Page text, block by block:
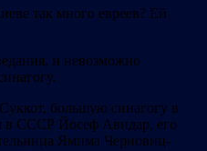
так много евреев? Ей
и невозможно
большую синагогу в
в СССР Йосеф Авидар, его
Ямима Черновиц‐